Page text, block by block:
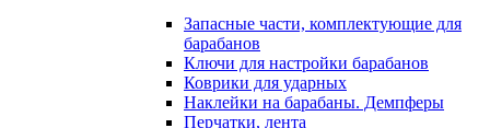
Запасные части, комплектующие для
барабанов
Ключи для настройки барабанов
Коврики для ударных
Наклейки на барабаны. Демпферы
Перчатки, лента